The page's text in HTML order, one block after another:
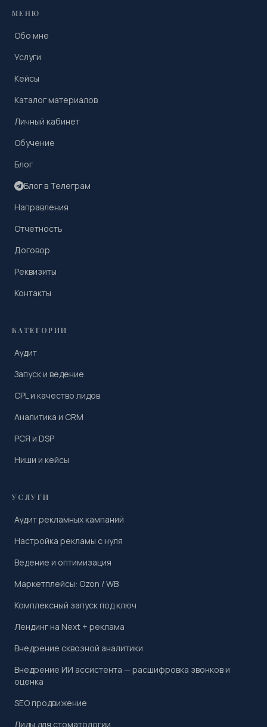
МЕНЮ
Обо мне
Услуги
Кейсы
Каталог материалов
Личный кабинет
Обучение
Блог
Блог в Телеграм
Направления
Отчетность
Договор
Реквизиты
Контакты
КАТЕГОРИИ
Аудит
Запуск и ведение
CPL и качество лидов
Аналитика и CRM
РСЯ и DSP
Ниши и кейсы
УСЛУГИ
Аудит рекламных кампаний
Настройка рекламы с нуля
Ведение и оптимизация
Маркетплейсы: Ozon / WB
Комплексный запуск под ключ
Лендинг на Next + реклама
Внедрение сквозной аналитики
Внедрение ИИ ассистента — расшифровка звонков и
оценка
SEO продвижение
Лиды для стоматологии